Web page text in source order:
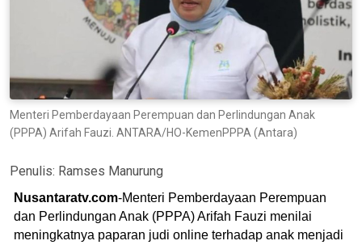
Menteri Pemberdayaan Perempuan dan Perlindungan Anak
(PPPA) Arifah Fauzi. ANTARA/HO-KemenPPPA (Antara)
Penulis: Ramses Manurung
Nusantaratv.com-Menteri Pemberdayaan Perempuan
dan Perlindungan Anak (PPPA) Arifah Fauzi menilai
meningkatnya paparan judi online terhadap anak menjadi